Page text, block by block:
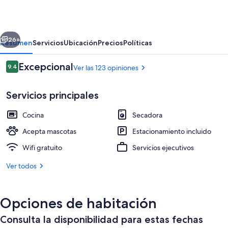
Ropa de cama de alta calidad y
Siguiente
26+
ResumenServiciosUbicaciónPreciosPolíticas
Opiniones
9.49.4 de 10,
ExcepcionalVer las 123 opiniones
Servicios principales
Cocina
Secadora
Acepta mascotas
Estacionamiento incluido
Wifi gratuito
Servicios ejecutivos
Ver todos
Opciones de habitación
Consulta la disponibilidad para estas fechas